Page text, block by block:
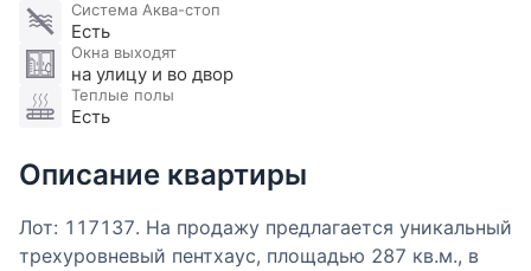
Система Аква-стоп
Есть
Окна выходят
на улицу и во двор
Теплые полы
Есть
Описание квартиры
Лот: 117137. На продажу предлагается уникальный
трехуровневый пентхаус, площадью 287 кв.м., в